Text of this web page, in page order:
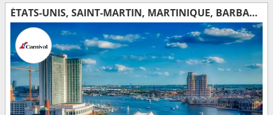
ÉTATS-UNIS, SAINT-MARTIN, MARTINIQUE, BARBADE, SAINTE-LUCIE, ANTIGUA-ET-BARBUDA